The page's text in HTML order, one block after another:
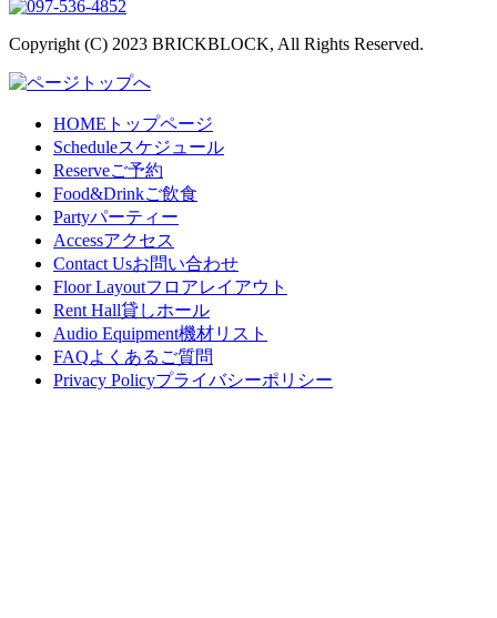
Copyright (C) 2023 BRICKBLOCK, All Rights Reserved.
HOME トップページ
Scheduleスケジュール
Reserveご予約
Food&Drinkご飲食
Partyパーティー
Accessアクセス
Contact Usお問い合わせ
Floor Layoutフロアレイアウト
Rent Hall貸しホール
Audio Equipment機材リスト
FAQよくあるご質問
Privacy Policyプライバシーポリシー